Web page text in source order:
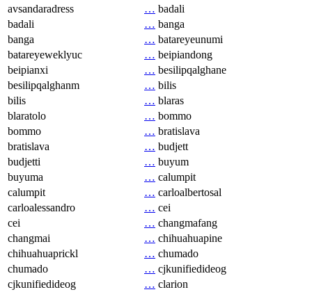
avsandaradress
… badali
badali
… banga
banga
… batareyeunumi
batareyeweklyuc
… beipiandong
beipianxi
… besilipqalghane
besilipqalghanm
… bilis
bilis
… blaras
blaratolo
… bommo
bommo
… bratislava
bratislava
… budjett
budjetti
… buyum
buyuma
… calumpit
calumpit
… carloalbertosal
carloalessandro
… cei
cei
… changmafang
changmai
… chihuahuapine
chihuahuaprickl
… chumado
chumado
… cjkunifiedideog
cjkunifiedideog
… clarion